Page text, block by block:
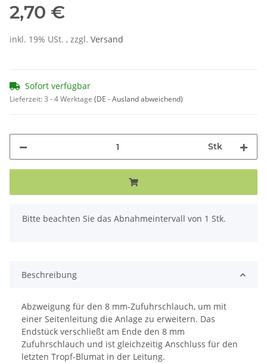
2,70 €
inkl. 19% USt. , zzgl. Versand
Sofort verfügbar
Lieferzeit:3 - 4 Werktage (DE - Ausland abweichend)
Stk
x
Bitte beachten Sie das Abnahmeintervall von 1 Stk.
Beschreibung
Abzweigung für den 8 mm-Zufuhrschlauch, um mit
einer Seitenleitung die Anlage zu erweitern. Das
Endstück verschließt am Ende den 8 mm
Zufuhrschlauch und ist gleichzeitig Anschluss für den
letzten Tropf-Blumat in der Leitung.